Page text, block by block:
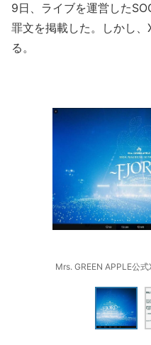
9日、ライブを運営した
罪文を掲載した。しかし
る。
Mrs. GREEN APPLE公